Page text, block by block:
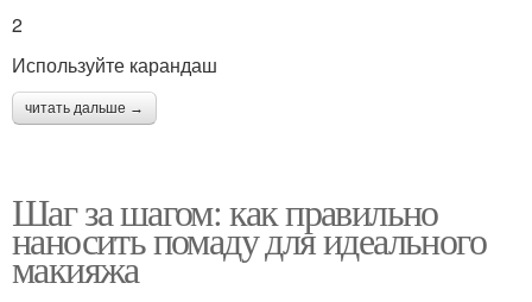
2
Используйте карандаш
читать дальше →
Шаг за шагом: как правильно
наносить помаду для идеального
макияжа